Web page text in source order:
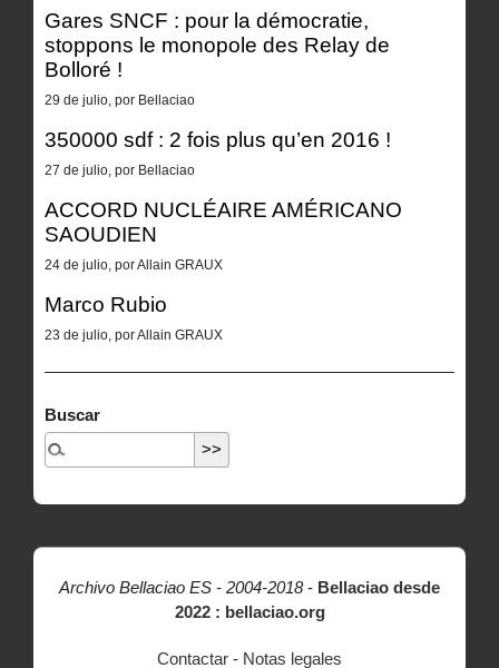
Gares SNCF : pour la démocratie,
stoppons le monopole des Relay de
Bolloré !
29 de julio, por Bellaciao
350000 sdf : 2 fois plus qu’en 2016 !
27 de julio, por Bellaciao
ACCORD NUCLÉAIRE AMÉRICANO
SAOUDIEN
24 de julio, por Allain GRAUX
Marco Rubio
23 de julio, por Allain GRAUX
Buscar
Archivo Bellaciao ES - 2004-2018- Bellaciao desde
2022 : bellaciao.org
Contactar - Notas legales